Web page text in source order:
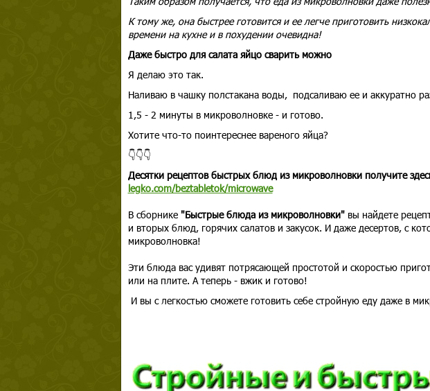
К тому же, она быстрее готовится и ее легче приготовить
времени на кухне и в похудении очевидна!
Даже быстро для салата яйцо сварить можно
Я делаю это так.
Наливаю в чашку полстакана воды, подсаливаю ее и аккуратно
1,5 - 2 минуты в микроволновке - и готово.
Хотите что-то поинтереснее вареного яйца?
👇👇👇
Десятки рецептов быстрых блюд из микроволновки получите
legko.com/beztabletok/microwave
В сборнике "Быстрые блюда из микроволновки" вы найдете
и вторых блюд, горячих салатов и закусок. И даже десертов, с
микроволновка!
Эти блюда вас удивят потрясающей простотой и скоростью
или на плите. А теперь - вжик и готово!
И вы с легкостью сможете готовить себе стройную еду даже в